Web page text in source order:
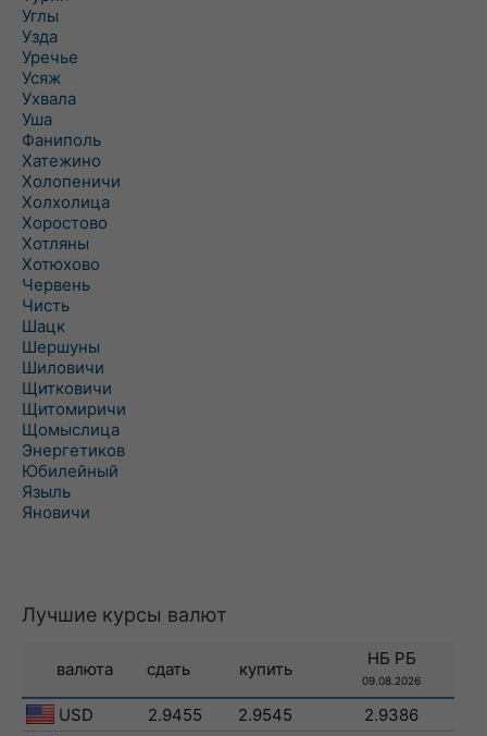
Углы
Узда
Уречье
Усяж
Ухвала
Уша
Фаниполь
Хатежино
Холопеничи
Холхолица
Хоростово
Хотляны
Хотюхово
Червень
Чисть
Шацк
Шершуны
Шиловичи
Щитковичи
Щитомиричи
Щомыслица
Энергетиков
Юбилейный
Языль
Яновичи
Лучшие курсы валют
валюта сдать купить
НБ РБ
09.08.2026
USD 2.9455 2.9545
2.9386